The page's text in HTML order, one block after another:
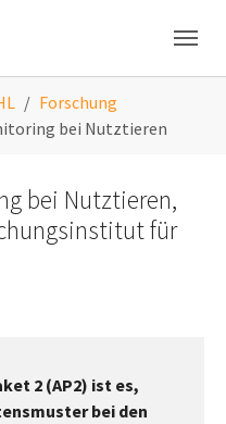
Forschung
bei Nutztieren
bei Nutztieren,
für
2 (AP2) ist es,
bei den